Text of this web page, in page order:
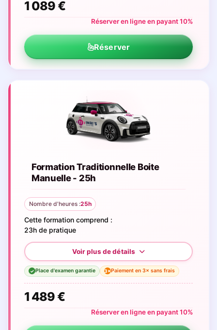
1 089 €
Réserver en ligne en payant 10%
Réserver
Formation Traditionnelle Boite
Manuelle - 25h
Nombre d'heures :25h
Cette formation comprend :
23h de pratique
✓ Place d'examen garantie 3×Paiement en 3× sans frais
1 489 €
Réserver en ligne en payant 10%